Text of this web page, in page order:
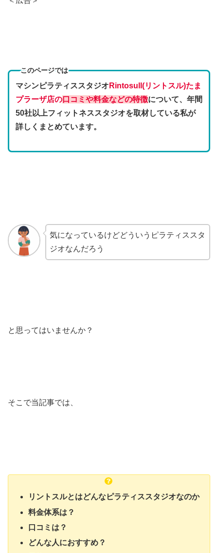
このページでは
マシンピラティススタジオ Rintosull(リントスル)たま
プラーザ店の口コミや料金などの特徴について、年間
50社以上フィットネススタジオを取材している私が
詳しくまとめています。
気になっているけどどういうピラティススタ
ジオなんだろう
と思ってはいませんか？
そこで当記事では、
リントスルとはどんなピラティススタジオなのか
料金体系は？
口コミは？
どんな人におすすめ？